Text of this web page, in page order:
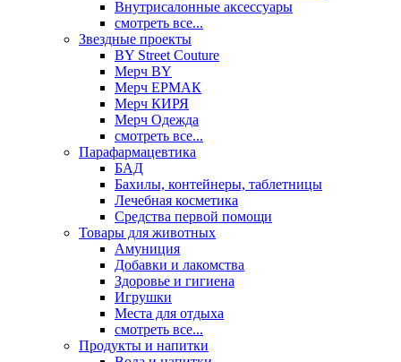
Внутрисалонные аксессуары
смотреть все...
Звездные проекты
BY Street Couture
Мерч BY
Мерч ЕРМАК
Мерч КИРЯ
Мерч Одежда
смотреть все...
Парафармацевтика
БАД
Бахилы, контейнеры, таблетницы
Лечебная косметика
Средства первой помощи
Товары для животных
Амуниция
Добавки и лакомства
Здоровье и гигиена
Игрушки
Места для отдыха
смотреть все...
Продукты и напитки